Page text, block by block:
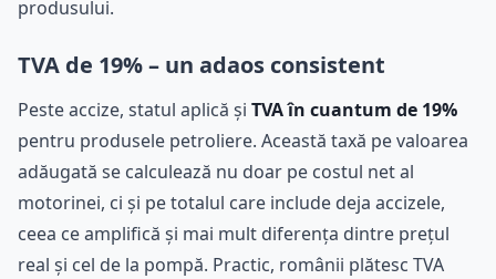
produsului.
TVA de 19% – un adaos consistent
Peste accize, statul aplică și TVA în cuantum de 19%
pentru produsele petroliere. Această taxă pe valoarea
adăugată se calculează nu doar pe costul net al
motorinei, ci și pe totalul care include deja accizele,
ceea ce amplifică și mai mult diferența dintre prețul
real și cel de la pompă. Practic, românii plătesc TVA